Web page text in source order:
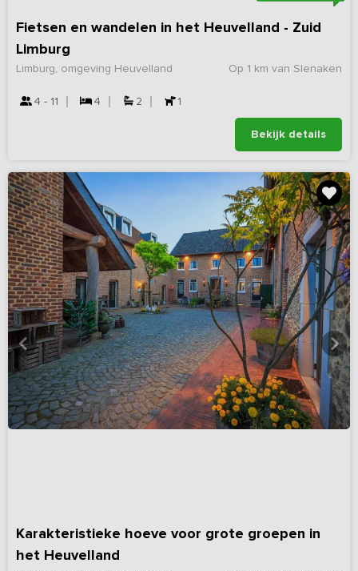
Fietsen en wandelen in het Heuvelland - Zuid
Limburg
Op 1 km van Slenaken
Limburg, omgeving Heuvelland
4 - 11 4 2 1
Bekijk details
Karakteristieke hoeve voor grote groepen in
het Heuvelland